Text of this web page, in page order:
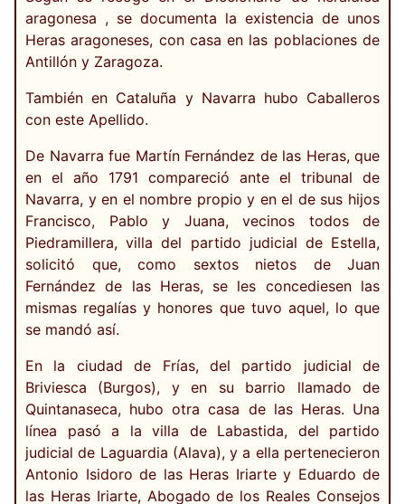
aragonesa , se documenta la existencia de unos
Heras aragoneses, con casa en las poblaciones de
Antillón y Zaragoza.
También en Cataluña y Navarra hubo Caballeros
con este Apellido.
De Navarra fue Martín Fernández de las Heras, que
en el año 1791 compareció ante el tribunal de
Navarra, y en el nombre propio y en el de sus hijos
Francisco, Pablo y Juana, vecinos todos de
Piedramillera, villa del partido judicial de Estella,
solicitó que, como sextos nietos de Juan
Fernández de las Heras, se les concediesen las
mismas regalías y honores que tuvo aquel, lo que
se mandó así.
En la ciudad de Frías, del partido judicial de
Briviesca (Burgos), y en su barrio llamado de
Quintanaseca, hubo otra casa de las Heras. Una
línea pasó a la villa de Labastida, del partido
judicial de Laguardia (Alava), y a ella pertenecieron
Antonio Isidoro de las Heras Iriarte y Eduardo de
las Heras Iriarte, Abogado de los Reales Consejos